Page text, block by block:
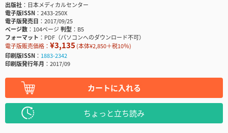
出版社
日本メディカルセンター
電子版ISSN
2433-250X
電子版発売日
2017/09/25
ページ数
104ページ判型
B5
フォーマット
PDF（パソコンへのダウンロード不可）
電子版販売価格： ¥3,135 (本体¥2,850＋税10％)
印刷版ISSN
1883-2342
印刷版発行年月
2017/09
カートに入れる
ちょっと立ち読み